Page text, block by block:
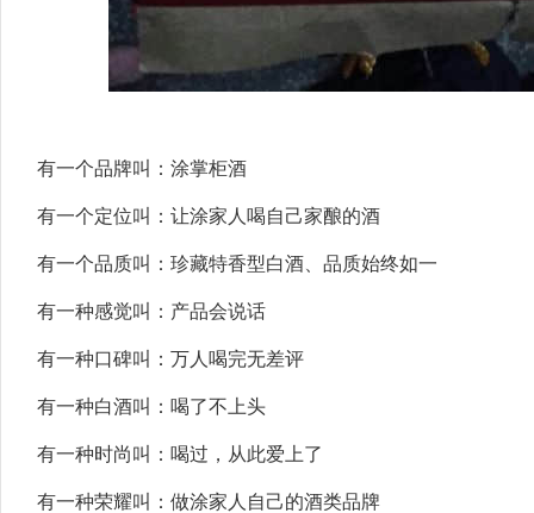
有一个品牌叫：涂掌柜酒
有一个定位叫：让涂家人喝自己家酿的酒
有一个品质叫：珍藏特香型白酒、品质始终如一
有一种感觉叫：产品会说话
有一种口碑叫：万人喝完无差评
有一种白酒叫：喝了不上头
有一种时尚叫：喝过，从此爱上了
有一种荣耀叫：做涂家人自己的酒类品牌